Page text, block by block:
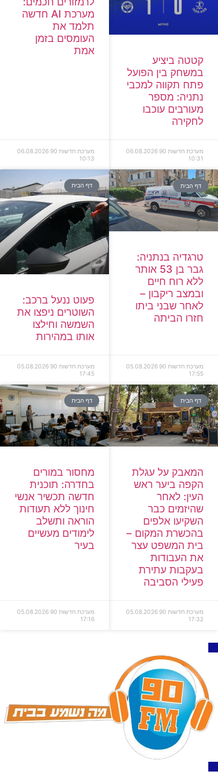
קטטה ביציע
במשחק בין הפועל
פתח תקווה למכבי
נתניה: מספר
מעורבים עוכבו
לחקירה
מערכת חדשות 90
06.08.2026
10:31
מערכת AI חדשה
תלמד את
העומסים בזמן
אמת
מערכת חדשות 90
06.08.2026
10:13
דף הבית
טרגדיה בנתניה:
גבר בן 53 אותר
ללא רוח חיים
ובמצב ריקבון –
לאחר שבני ביתו
חזרו הביתה
מערכת חדשות 90
05.08.2026
17:55
דף הבית
פעוט ננעל ברכב:
השוטרים ניפצו את
השמשה וחילצו
אותו במהירות
מערכת חדשות 90
05.08.2026
17:45
דף הבית
המאבק על עגלת
הקפה ביער ראש
העין: לאחר
שהיזמים כבר
השקיעו אלפים
בהכשרת המקום –
בית המשפט עצר
את העבודות
בעקבות עתירת
פעילי הסביבה
מערכת חדשות 90
05.08.2026
17:32
דף הבית
מחסור במורים
בחדרה: תוכנית
חדשה תכשיר אנשי
חינוך ללא תעודות
הוראה ותשלב
לימודים מעשיים
בעיר
מערכת חדשות 90
05.08.2026
17:16